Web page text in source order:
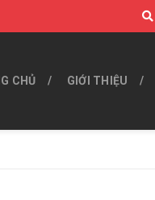
CHỦ GIỚI THIỆU